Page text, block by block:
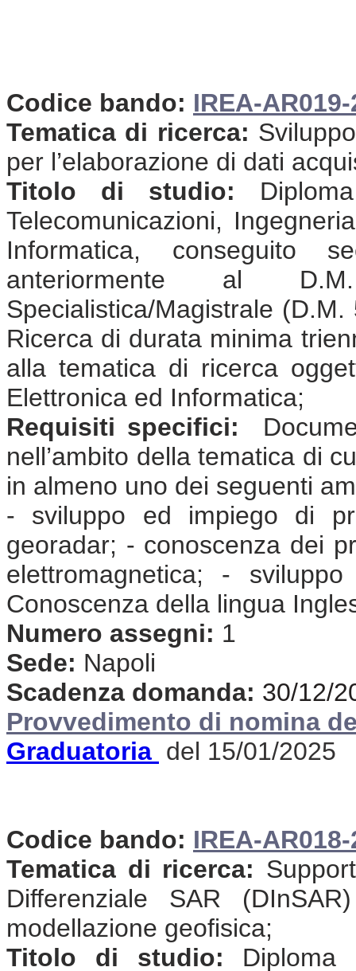
Codice bando: IREA-
Tematica di ricerca:
per l’elaborazione di dati
Titolo di studio:
Telecomunicazioni,
Informatica, conseguito
anteriormente al
Specialistica/Magistrale
Ricerca di durata minima
alla tematica di ricerca
Elettronica ed Informatica;
Requisiti specifici:
nell’ambito della tematica di
in almeno uno dei seguenti
- sviluppo ed impiego di
georadar; - conoscenza dei
elettromagnetica; -
Conoscenza della lingua
Numero assegni: 1
Sede: Napoli
Scadenza domanda: 30/12/
Provvedimento di nomina
Graduatoria del 15/01/2025
Codice bando: IREA-
Tematica di ricerca:
Differenziale SAR
modellazione geofisica;
Titolo di studio: Diploma